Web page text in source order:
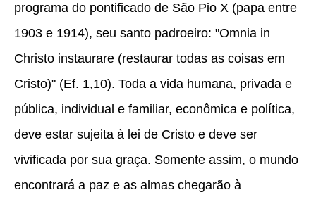
programa do pontificado de São Pio X (papa entre
1903 e 1914), seu santo padroeiro: "Omnia in
Christo instaurare (restaurar todas as coisas em
Cristo)" (Ef. 1,10). Toda a vida humana, privada e
pública, individual e familiar, econômica e política,
deve estar sujeita à lei de Cristo e deve ser
vivificada por sua graça. Somente assim, o mundo
encontrará a paz e as almas chegarão à